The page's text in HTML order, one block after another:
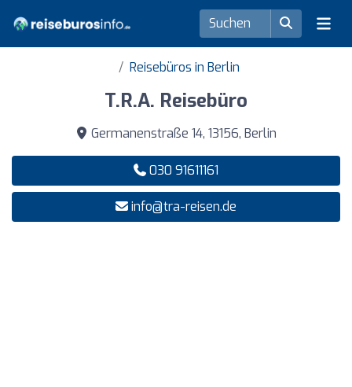
Reisebüros in Berlin
T.R.A. Reisebüro
Germanenstraße 14, 13156, Berlin
030 91611161
info@tra-reisen.de